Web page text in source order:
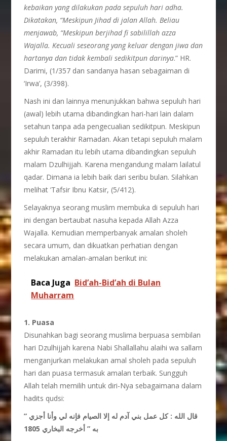
kebaikan yang dilakukan pada sepuluh hari adha.
Dikatakan, “Meskipun Jihad di jalan Allah. Beliau
menjawab, “Meskipun berjihad fi sabilillah azza
Wajalla. Kecuali seseorang yang keluar dengan jiwa dan
hartanya dan tidak kembali sedikitpun darinya.” HR.
Darimi, (1/357 dan sandanya hasan sebagaiman di
‘Irwa’, (3/398).
Nash ini dan lainnya menunjukkan bahwa sepuluh hari
(awal) lebih utama dibandingkan hari-hari lain dalam
setahun tanpa ada pengecualian sedikitpun. Meskipun
sepuluh terakhir Ramadan. Akan tetapi sepuluh malam
akhir Ramadan itu lebih utama dibandingkan sepuluh
malam Dzulhijjah. Karena mengandung malam lailatul
qadar. Dimana ia lebih baik dari seribu bulan. Silahkan
melihat ‘Tafsir Ibnu Katsir, (5/412).
Selayaknya seorang muslim membuka di sepuluh hari
ini dengan bertaubat nasuha kepada Allah Azza
Wajalla. Kemudian memperbanyak amalan sholeh
secara umum, dan dikuatkan perhatian dengan
melakukan amalan-amalan berikut ini:
Baca Juga Bid’ah-Bid’ah di Bulan
Muharram
1. Puasa
Disunahkan bagi seorang muslima berpuasa sembilan
hari Dzulhijjah karena Nabi Shallallahu alaihi wa sallam
menganjurkan melakukan amal sholeh pada sepuluh
hari dan puasa termasuk amalan terbaik. Sungguh
Allah telah memilih untuk diri-Nya sebagaimana dalam
hadits qudsi:
” قال الله : كل عمل بني آدم له إلا الصيام فإنه لي وأنا أجزي
به ” أخرجه البخاري 1805